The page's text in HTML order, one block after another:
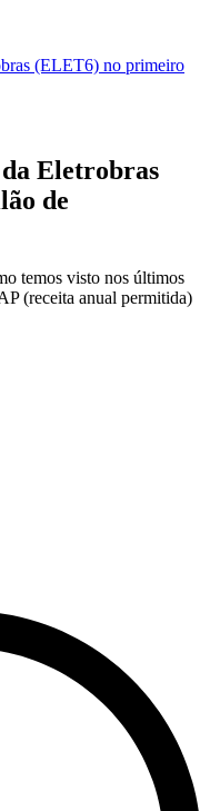
(ELET6) no primeiro
Eletrobras
de
temos visto nos últimos
(receita anual permitida)